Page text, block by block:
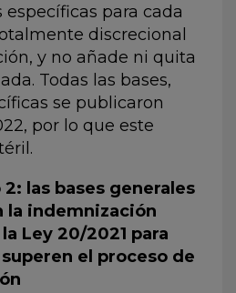
específicas para cada
discrecional
y no añade ni quita
Todas las bases,
se publicaron
por lo que este
las bases generales
la indemnización
Ley 20/2021 para
el proceso de